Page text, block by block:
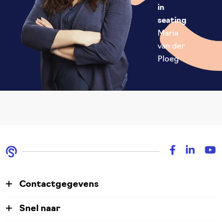
in
seating
Maria
van der
Ploeg
Contactgegevens
Snel naar